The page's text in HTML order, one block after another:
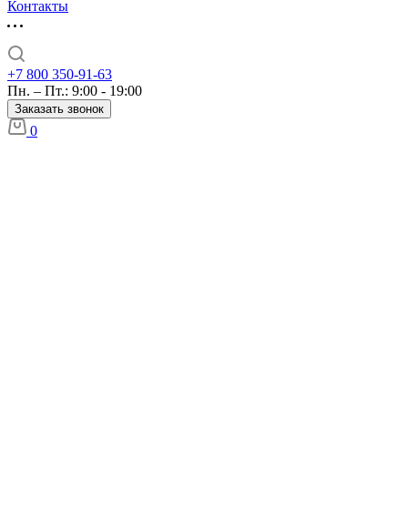
Контакты
+7 800 350-91-63
Пн. – Пт.: 9:00 - 19:00
Заказать звонок
0